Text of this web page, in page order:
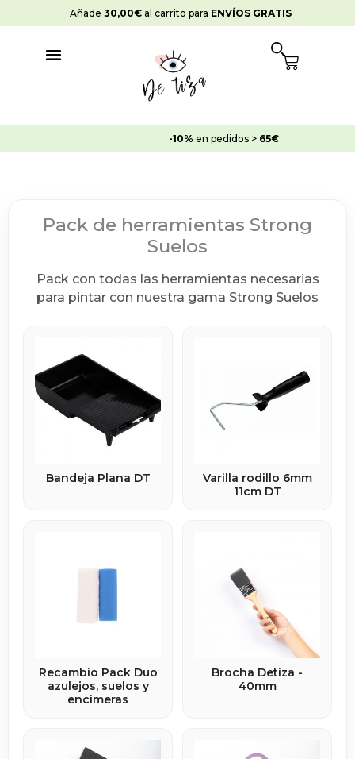
al
Añade 30,00€ al carrito para ENVÍOS GRATIS
Cart
en pedidos >65€
Pack de herramientas Strong
Suelos
Pack con todas las herramientas necesarias
para pintar con nuestra gama Strong Suelos
Bandeja Plana DT
Varilla rodillo 6mm
11cm DT
Recambio Pack Duo
azulejos, suelos y
encimeras
Brocha Detiza -
40mm